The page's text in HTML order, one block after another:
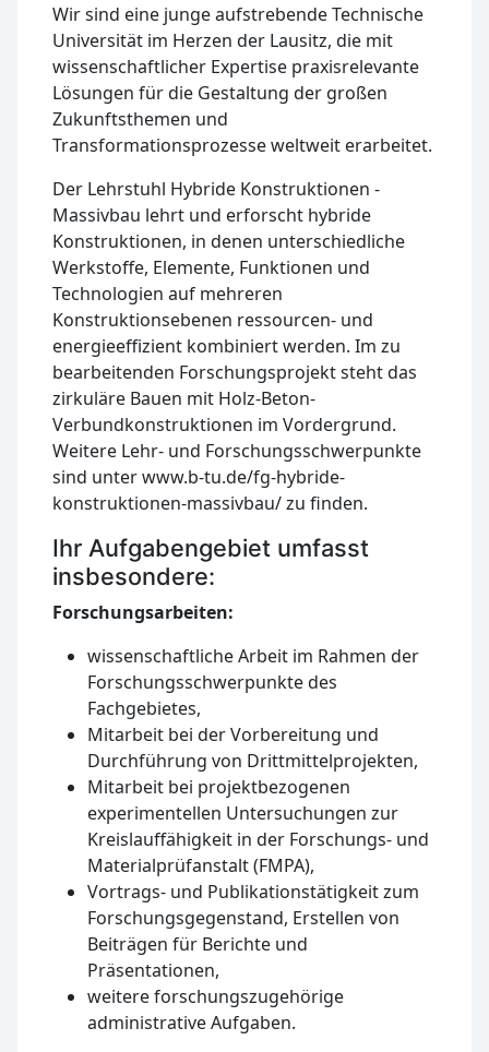
Wir sind eine junge aufstrebende Technische
Universität im Herzen der Lausitz, die mit
wissenschaftlicher Expertise praxisrelevante
Lösungen für die Gestaltung der großen
Zukunftsthemen und
Transformationsprozesse weltweit erarbeitet.
Der Lehrstuhl Hybride Konstruktionen -
Massivbau lehrt und erforscht hybride
Konstruktionen, in denen unterschiedliche
Werkstoffe, Elemente, Funktionen und
Technologien auf mehreren
Konstruktionsebenen ressourcen- und
energieeffizient kombiniert werden. Im zu
bearbeitenden Forschungsprojekt steht das
zirkuläre Bauen mit Holz-Beton-
Verbundkonstruktionen im Vordergrund.
Weitere Lehr- und Forschungsschwerpunkte
sind unter www.b-tu.de/fg-hybride-
konstruktionen-massivbau/ zu finden.
Ihr Aufgabengebiet umfasst
insbesondere:
Forschungsarbeiten:
wissenschaftliche Arbeit im Rahmen der
Forschungsschwerpunkte des
Fachgebietes,
Mitarbeit bei der Vorbereitung und
Durchführung von Drittmittelprojekten,
Mitarbeit bei projektbezogenen
experimentellen Untersuchungen zur
Kreislauffähigkeit in der Forschungs- und
Materialprüfanstalt (FMPA),
Vortrags- und Publikationstätigkeit zum
Forschungsgegenstand, Erstellen von
Beiträgen für Berichte und
Präsentationen,
weitere forschungszugehörige
administrative Aufgaben.